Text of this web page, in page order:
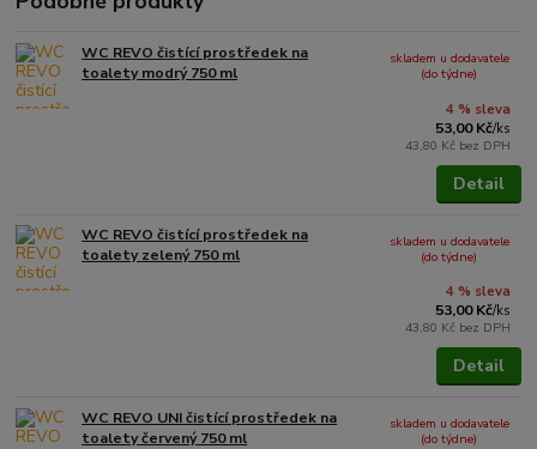
WC REVO čistící prostředek na
toalety modrý 750 ml
4 % sleva
53,00 Kč/ks
43,80 Kč bez DPH
skladem u dodavatele
(do týdne)
Detail
WC REVO čistící prostředek na
toalety zelený 750 ml
4 % sleva
53,00 Kč/ks
43,80 Kč bez DPH
skladem u dodavatele
(do týdne)
Detail
WC REVO UNI čistící prostředek na
toalety červený 750 ml
skladem u dodavatele
(do týdne)